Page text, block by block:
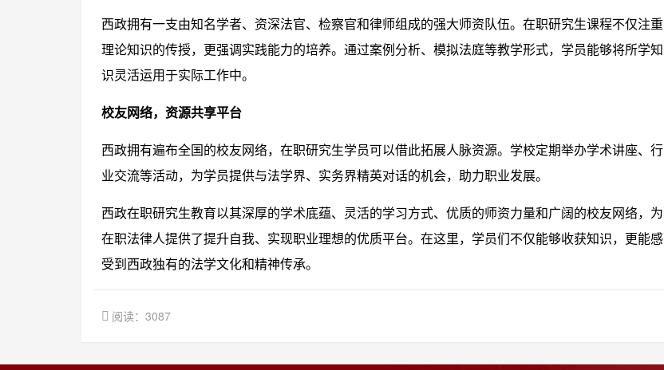
西政拥有一支由知名学者、资深法官、检察官和律师组成的强大师资队伍。在职研究生课程不仅注重
理论知识的传授，更强调实践能力的培养。通过案例分析、模拟法庭等教学形式，学员能够将所学知
识灵活运用于实际工作中。
校友网络，资源共享平台
西政拥有遍布全国的校友网络，在职研究生学员可以借此拓展人脉资源。学校定期举办学术讲座、行
业交流等活动，为学员提供与法学界、实务界精英对话的机会，助力职业发展。
西政在职研究生教育以其深厚的学术底蕴、灵活的学习方式、优质的师资力量和广阔的校友网络，为
在职法律人提供了提升自我、实现职业理想的优质平台。在这里，学员们不仅能够收获知识，更能感
受到西政独有的法学文化和精神传承。
阅读：3087